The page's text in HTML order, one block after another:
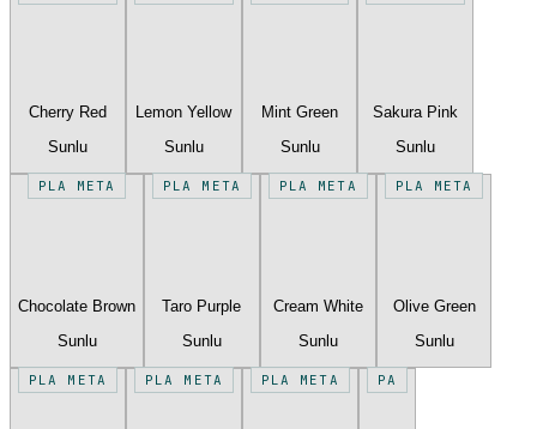
Cherry Red
Sunlu
Lemon Yellow
Sunlu
Mint Green
Sunlu
Sakura Pink
Sunlu
PLA META
Chocolate Brown
Sunlu
PLA META
Taro Purple
Sunlu
PLA META
Cream White
Sunlu
PLA META
Olive Green
Sunlu
PLA META PLA META PLA META PA